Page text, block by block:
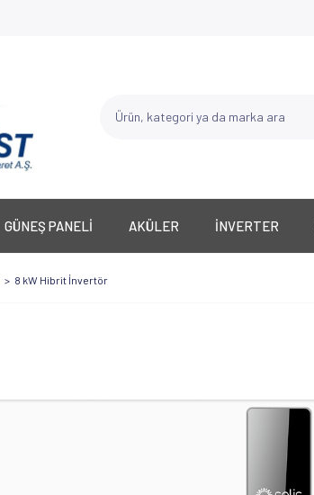
GÜNEŞ PANELİ AKÜLER İNVERTER
8 kW Hibrit İnvertör